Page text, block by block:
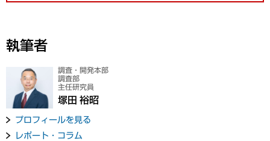
執筆者
調査・開発本部
調査部
主任研究員
塚田 裕昭
プロフィールを見る
レポート・コラム